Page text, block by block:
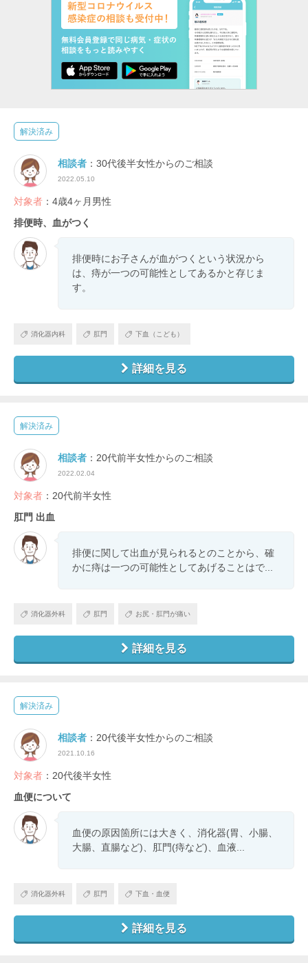
解決済み
相談者 ：30代後半女性からのご相談
2022.05.10
対象者 ：4歳4ヶ月男性
排便時、血がつく
排便時にお子さんが血がつくという状況から
は、痔が一つの可能性としてあるかと存じま
す。
消化器内科 肛門 下血（こども）
詳細を見る
解決済み
相談者 ：20代前半女性からのご相談
2022.02.04
対象者 ：20代前半女性
肛門 出血
排便に関して出血が見られるとのことから、確
かに痔は一つの可能性としてあげることはで...
消化器外科 肛門 お尻・肛門が痛い
詳細を見る
解決済み
相談者 ：20代後半女性からのご相談
2021.10.16
対象者 ：20代後半女性
血便について
血便の原因箇所には大きく、消化器(胃、小腸、
大腸、直腸など)、肛門(痔など)、血液...
消化器外科 肛門 下血・血便
詳細を見る